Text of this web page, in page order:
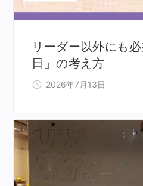
リーダー以外にも
日」の考え方
2026年7月13日